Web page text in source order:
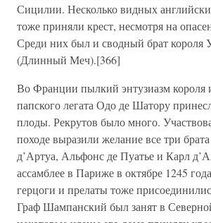
Сицилии. Несколько видных
тоже приняли крест, несмотря на
Среди них был и сводный брат короля
(Длинный Меч).[366]
Во Франции пылкий энтузиазм короля
папского легата Одо де Шатору
плоды. Рекрутов было много.
походе выразили желание все три
д’Артуа, Альфонс де Пуатье и Карл
ассамблее в Париже в октябре 1245
герцоги и прелаты тоже
Граф Шампанский был занят в